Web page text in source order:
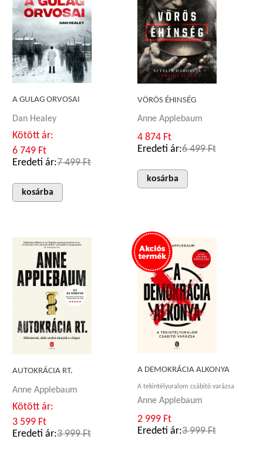
A GULAG ORVOSAI
Dan Healey
Kötött ár:
6 749 Ft
Eredeti ár:7 499 Ft
kosárba
VÖRÖS ÉHINSÉG
Anne Applebaum
4 874 Ft
Eredeti ár:6 499 Ft
kosárba
AUTOKRÁCIA RT.
Anne Applebaum
Kötött ár:
3 599 Ft
Eredeti ár:3 999 Ft
A DEMOKRÁCIA ALKONYA
A tekintélyuralom csábító varázsa
Anne Applebaum
2 999 Ft
Eredeti ár:3 999 Ft